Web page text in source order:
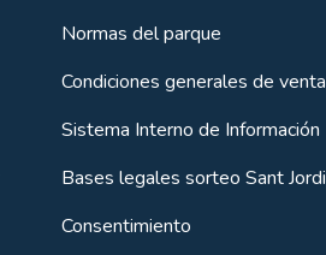
Normas del parque
Condiciones generales de venta
Sistema Interno de Información
Bases legales sorteo Sant Jordi
Consentimiento